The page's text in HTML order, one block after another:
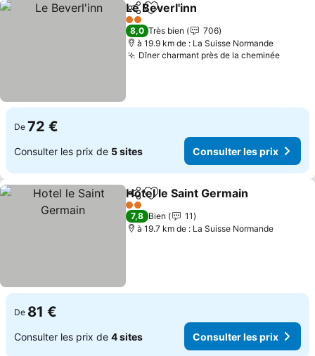
PartagerAjouter à mes favoris
Le Beverl'inn
2 Étoiles
8,0 Très bien
706
à 19.9 km de : La Suisse Normande
Dîner charmant près de la cheminée
De 72 €
Consulter les prix de 5 sites Consulter les prix
PartagerAjouter à mes favoris
Hotel le Saint Germain
2 Étoiles
7,8 Bien
11
à 19.7 km de : La Suisse Normande
De 81 €
Consulter les prix de 4 sites Consulter les prix